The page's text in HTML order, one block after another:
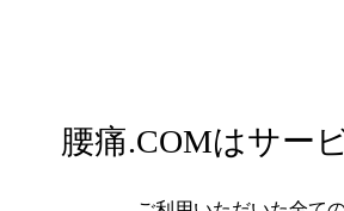
腰痛.COMはサー